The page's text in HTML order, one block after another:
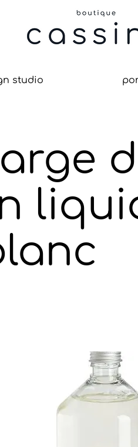
studio